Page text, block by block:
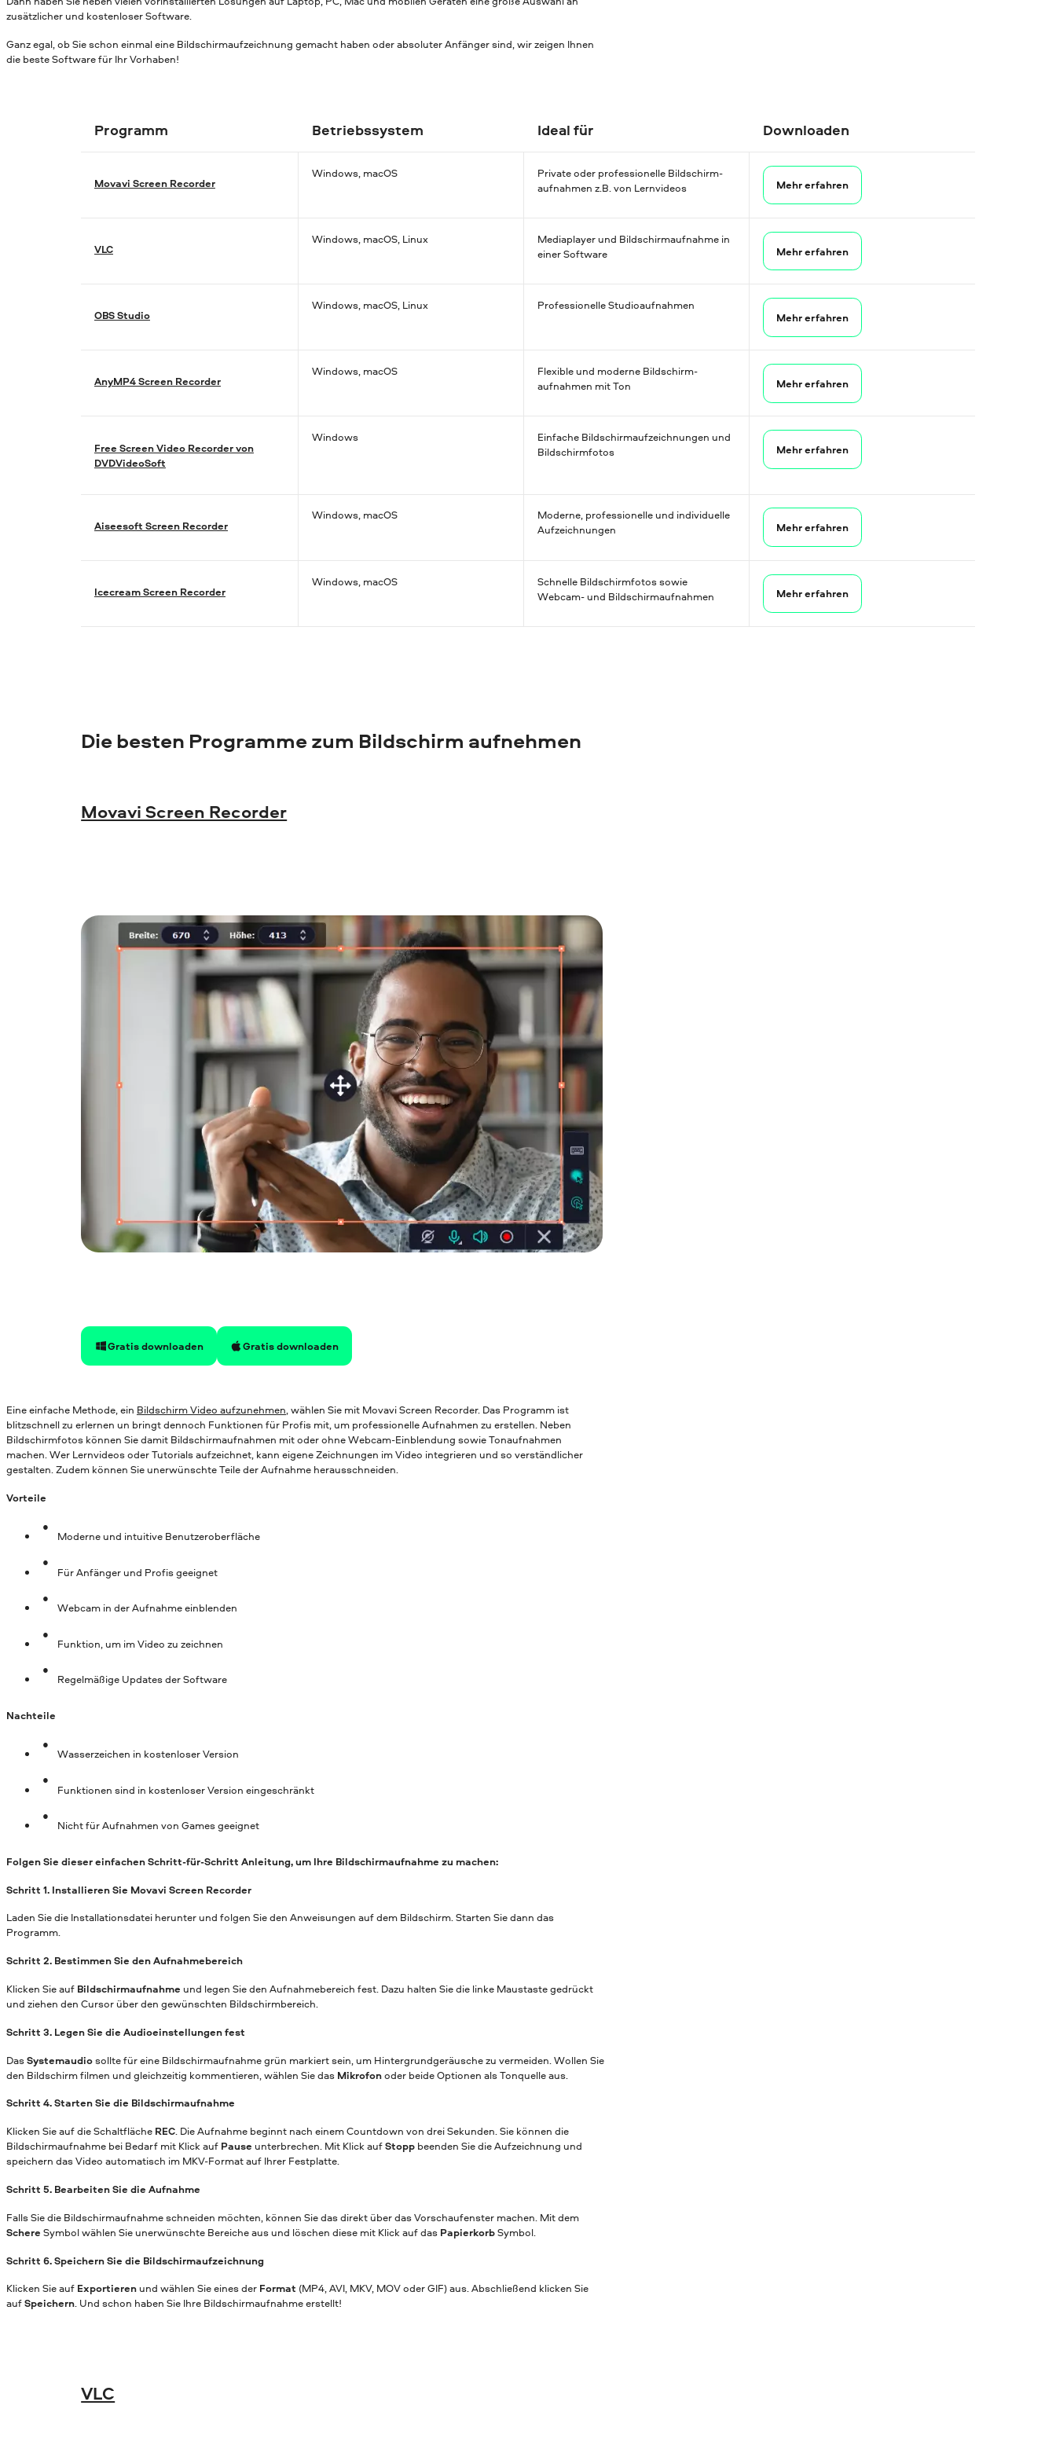
zusätzlicher und kostenloser Software.
Ganz egal, ob Sie schon einmal eine Bildschirmaufzeichnung gemacht haben oder absoluter Anfänger sind, wir zeigen Ihnen
die beste Software für Ihr Vorhaben!
Programm Betriebssystem Ideal für Downloaden
Movavi Screen Recorder
Windows, macOS
Private oder profession­elle Bildschirm­
aufnahmen z.B. von Lernvideos
Mehr erfahren
VLC
Windows, macOS, Linux
Mediaplayer und Bildschirm­aufnahme in
einer Software
Mehr erfahren
OBS Studio
Windows, macOS, Linux
Profession­elle Studio­aufnahmen
Mehr erfahren
AnyMP4 Screen Recorder
Windows, macOS
Flexible und moderne Bildschirm­
aufnahmen mit Ton
Mehr erfahren
Free Screen Video Recorder von
DVDVideoSoft
Windows
Einfache Bildschirm­aufzeichnun­gen und
Bildschirm­fotos
Mehr erfahren
Aiseesoft Screen Recorder
Windows, macOS
Moderne, profession­elle und individu­elle
Aufzeichnun­gen
Mehr erfahren
Icecream Screen Recorder
Windows, macOS
Schnelle Bildschirm­fotos sowie
Webcam- und Bildschirm­aufnahmen
Mehr erfahren
Die besten Programme zum Bildschirm aufnehmen
Movavi Screen Recorder
Gratis downloaden Gratis downloaden
Eine einfache Methode, ein Bildschirm Video aufzunehmen, wählen Sie mit Movavi Screen Recorder. Das Programm ist
blitzschnell zu erlernen un bringt dennoch Funktionen für Profis mit, um professionelle Aufnahmen zu erstellen. Neben
Bildschirmfotos können Sie damit Bildschirmaufnahmen mit oder ohne Webcam-Einblendung sowie Tonaufnahmen
machen. Wer Lernvideos oder Tutorials aufzeichnet, kann eigene Zeichnungen im Video integrieren und so verständlicher
gestalten. Zudem können Sie unerwünschte Teile der Aufnahme herausschneiden.
Vorteile
Moderne und intuitive Benutzeroberfläche
Für Anfänger und Profis geeignet
Webcam in der Aufnahme einblenden
Funktion, um im Video zu zeichnen
Regelmäßige Updates der Software
Nachteile
Wasserzeichen in kostenloser Version
Funktionen sind in kostenloser Version eingeschränkt
Nicht für Aufnahmen von Games geeignet
Folgen Sie dieser einfachen Schritt-für-Schritt Anleitung, um Ihre Bildschirmaufnahme zu machen:
Schritt 1. Installieren Sie Movavi Screen Recorder
Laden Sie die Installationsdatei herunter und folgen Sie den Anweisungen auf dem Bildschirm. Starten Sie dann das
Programm.
Schritt 2. Bestimmen Sie den Aufnahmebereich
Klicken Sie auf Bildschirmaufnahme und legen Sie den Aufnahmebereich fest. Dazu halten Sie die linke Maustaste gedrückt
und ziehen den Cursor über den gewünschten Bildschirmbereich.
Schritt 3. Legen Sie die Audioeinstellungen fest
DasSystemaudiosollte für eine Bildschirmaufnahme grün markiert sein, um Hintergrundgeräusche zu vermeiden. Wollen Sie
den Bildschirm filmen und gleichzeitig kommentieren, wählen Sie das Mikrofonoder beide Optionen als Tonquelle aus.
Schritt 4. Starten Sie die Bildschirmaufnahme
Klicken Sie auf die Schaltfläche REC. Die Aufnahme beginnt nach einem Countdown von drei Sekunden. Sie können die
Bildschirmaufnahme bei Bedarf mit Klick auf Pause unterbrechen. Mit Klick aufStopp beenden Sie die Aufzeichnung und
speichern das Video automatisch im MKV-Format auf Ihrer Festplatte.
Schritt 5. Bearbeiten Sie die Aufnahme
Falls Sie die Bildschirmaufnahme schneiden möchten, können Sie das direkt über das Vorschaufenster machen. Mit dem
Schere Symbol wählen Sie unerwünschte Bereiche aus und löschen diese mit Klick auf das PapierkorbSymbol.
Schritt 6. Speichern Sie die Bildschirmaufzeichnung
Klicken Sie auf Exportieren und wählen Sie eines der Format (MP4, AVI, MKV, MOV oder GIF) aus. Abschließend klicken Sie
aufSpeichern. Und schon haben Sie Ihre Bildschirmaufnahme erstellt!
VLC